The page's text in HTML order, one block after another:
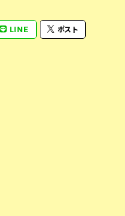
LINE ポスト